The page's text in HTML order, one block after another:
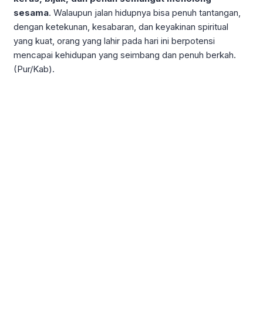
sesama. Walaupun jalan hidupnya bisa penuh tantangan,
dengan ketekunan, kesabaran, dan keyakinan spiritual
yang kuat, orang yang lahir pada hari ini berpotensi
mencapai kehidupan yang seimbang dan penuh berkah.
(Pur/Kab).